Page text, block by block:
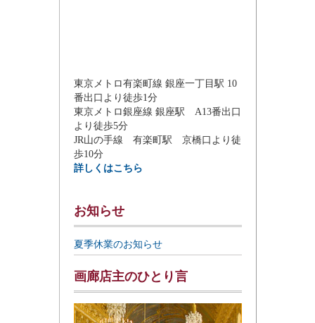
東京メトロ有楽町線 銀座一丁目駅 10
番出口より徒歩1分
東京メトロ銀座線 銀座駅 A13番出口
より徒歩5分
JR山の手線 有楽町駅 京橋口より徒
歩10分
詳しくはこちら
お知らせ
夏季休業のお知らせ
画廊店主のひとり言